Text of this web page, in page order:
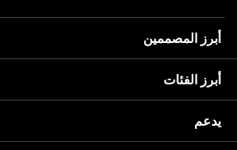
أبرز المصممين
أبرز الفئات
يدعم